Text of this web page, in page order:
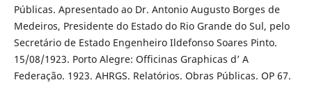
Públicas. Apresentado ao Dr. Antonio Augusto Borges de
Medeiros, Presidente do Estado do Rio Grande do Sul, pelo
Secretário de Estado Engenheiro Ildefonso Soares Pinto.
15/08/1923. Porto Alegre: Officinas Graphicas d’ A
Federação. 1923. AHRGS. Relatórios. Obras Públicas. OP 67.